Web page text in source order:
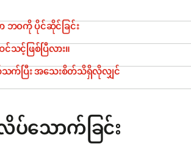
ဘဝကို ပိုင်ဆိုင်ခြင်း
င့်ဖြစ်ပြီလား။
သက်ပြီး အသေးစိတ်သိရှိလိုလျှင်
သောက်ခြင်း